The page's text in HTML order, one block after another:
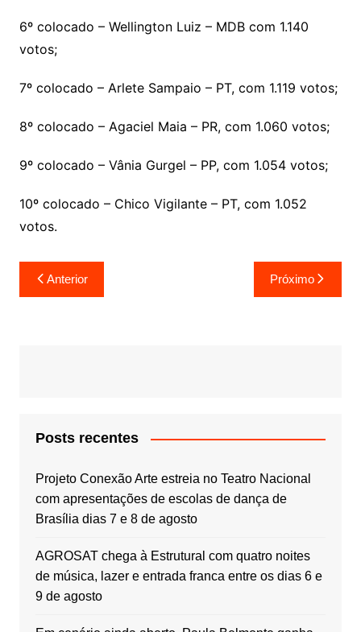
6º colocado – Wellington Luiz – MDB com 1.140
votos;
7º colocado – Arlete Sampaio – PT, com 1.119 votos;
8º colocado – Agaciel Maia – PR, com 1.060 votos;
9º colocado – Vânia Gurgel – PP, com 1.054 votos;
10º colocado – Chico Vigilante – PT, com 1.052
votos.
Navegação
de
Anterior Próximo
Posts recentes
Projeto Conexão Arte estreia no Teatro Nacional
com apresentações de escolas de dança de
Brasília dias 7 e 8 de agosto
AGROSAT chega à Estrutural com quatro noites
de música, lazer e entrada franca entre os dias 6 e
9 de agosto